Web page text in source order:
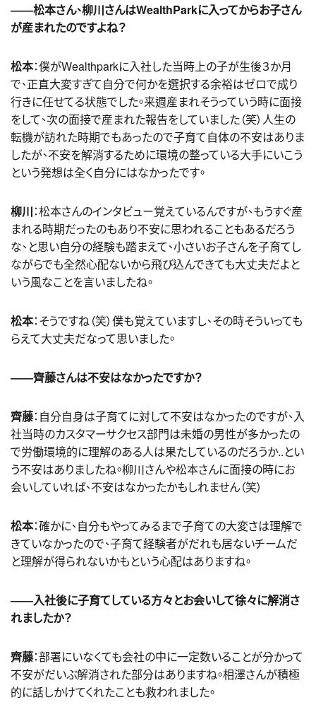
――松本さん、柳川さんはWealthParkに入ってからお子さん
が産まれたのですよね？
松本：僕がWealthparkに入社した当時上の子が生後３か月
で、正直大変すぎて自分で何かを選択する余裕はゼロで成り
行きに任せてる状態でした。来週産まれそうっていう時に面接
をして、次の面接で産まれた報告をしていました（笑）人生の
転機が訪れた時期でもあったので子育て自体の不安はありま
したが、不安を解消するために環境の整っている大手にいこう
という発想は全く自分にはなかったです。
柳川：松本さんのインタビュー覚えているんですが、もうすぐ産
まれる時期だったのもあり不安に思われることもあるだろう
な、と思い自分の経験も踏まえて、小さいお子さんを子育てし
ながらでも全然心配ないから飛び込んできても大丈夫だよと
いう風なことを言いましたね。
松本：そうですね（笑）僕も覚えていますし、その時そういっても
らえて大丈夫だなって思いました。
――齊藤さんは不安はなかったですか？
齊藤：自分自身は子育てに対して不安はなかったのですが、入
社当時のカスタマーサクセス部門は未婚の男性が多かったの
で労働環境的に理解のある人は果たしているのだろうか..とい
う不安はありましたね。柳川さんや松本さんに面接の時にお
会いしていれば、不安はなかったかもしれません（笑）
松本：確かに、自分もやってみるまで子育ての大変さは理解で
きていなかったので、子育て経験者がだれも居ないチームだ
と理解が得られないかもという心配はありますね。
――入社後に子育てしている方々とお会いして徐々に解消さ
れましたか？
齊藤：部署にいなくても会社の中に一定数いることが分かって
不安がだいぶ解消された部分はありますね。相澤さんが積極
的に話しかけてくれたことも救われました。